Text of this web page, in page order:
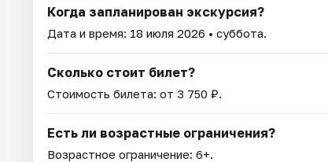
Когда запланирован экскурсия?
Дата и время: 18 июля 2026 • суббота.
Сколько стоит билет?
Стоимость билета: от 3 750 ₽.
Есть ли возрастные ограничения?
Возрастное ограничение: 6+.